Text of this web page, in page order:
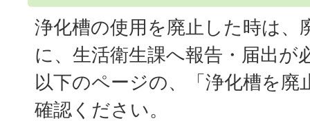
浄化槽の使用を廃止した時は、
に、生活衛生課へ報告・届出が
以下のページの、「浄化槽を廃
確認ください。